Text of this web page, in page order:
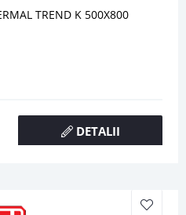
TREND K 500X800
DETALII